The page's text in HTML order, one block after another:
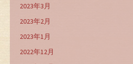
2023年3月
2023年2月
2023年1月
2022年12月